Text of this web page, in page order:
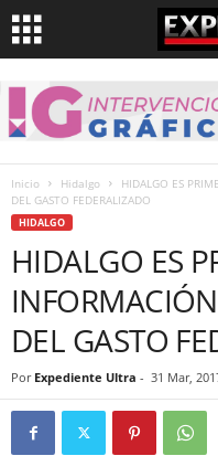
Inicio Hidalgo
HIDALGO ES
DEL GASTO FEDERALIZADO
HIDALGO
HIDALGO ES
DEL GASTO
Por Expediente Ultra - 31 Mar,